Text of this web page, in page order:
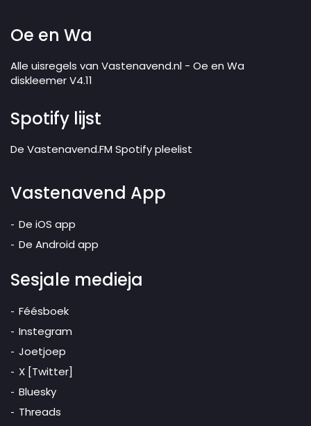
Oe en Wa
Alle uisregels van Vastenavend.nl - Oe en Wa
diskleemer V4.11
Spotify lijst
De Vastenavend.FM Spotify pleelist
Vastenavend App
De iOS app
De Android app
Sesjale medieja
Féésboek
Instegram
Joetjoep
X [Twitter]
Bluesky
Threads